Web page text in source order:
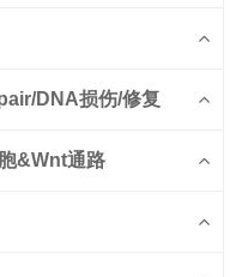
DNA损伤/修复
&Wnt通路